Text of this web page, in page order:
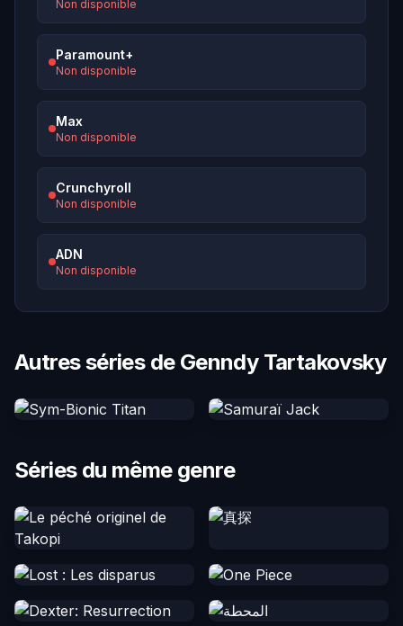
Non disponible
Paramount+
Non disponible
Max
Non disponible
Crunchyroll
Non disponible
ADN
Non disponible
Autres séries de Genndy Tartakovsky
Séries du même genre